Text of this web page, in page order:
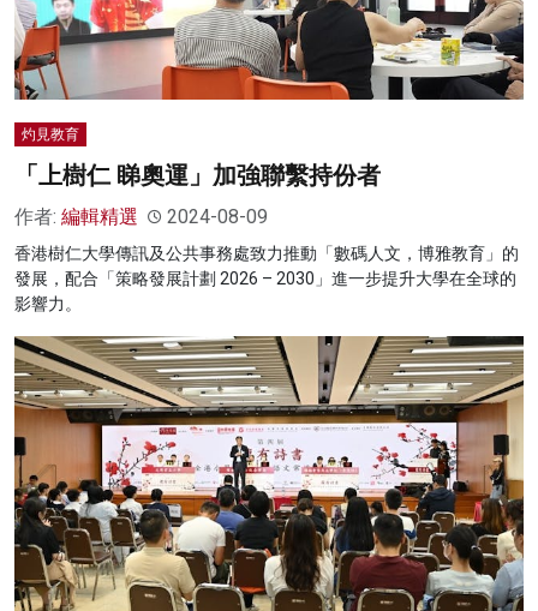
灼見教育
「上樹仁 睇奧運」加強聯繫持份者
作者: 編輯精選 2024-08-09
香港樹仁大學傳訊及公共事務處致力推動「數碼人文，博雅教育」的
發展，配合「策略發展計劃 2026 – 2030」進一步提升大學在全球的
影響力。